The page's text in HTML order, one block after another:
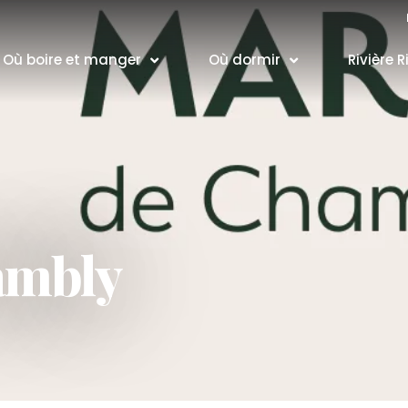
Où boire et manger Où dormir Rivière